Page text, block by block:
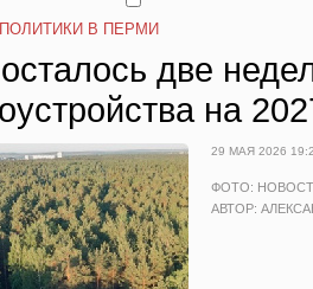
В ПЕРМИ
две
на
29 МАЯ 2026
ФОТО:
АВТОР: